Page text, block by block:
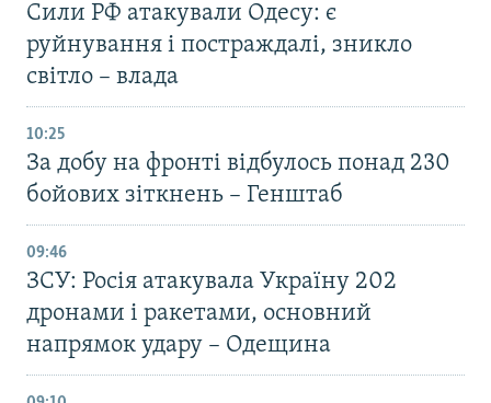
Сили РФ атакували Одесу: є
руйнування і постраждалі, зникло
світло – влада
10:25
За добу на фронті відбулось понад 230
бойових зіткнень – Генштаб
09:46
ЗСУ: Росія атакувала Україну 202
дронами і ракетами, основний
напрямок удару – Одещина